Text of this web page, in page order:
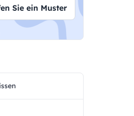
Sie ein Muster